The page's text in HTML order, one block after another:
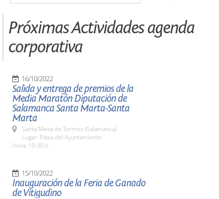
Próximas Actividades agenda
corporativa
16/10/2022
Salida y entrega de premios de la
Media Maratón Diputación de
Salamanca Santa Marta-Santa
Marta
Santa Marta de Tormes (Salamanca)
Lugar: Plaza del Ayuntamiento
Hora: 10:30 h.
15/10/2022
Inauguración de la Feria de Ganado
de Vitigudino